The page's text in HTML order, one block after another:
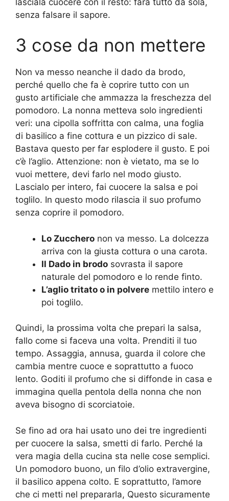
senza falsare il sapore.
3 cose da non mettere
Non va messo neanche il dado da brodo,
perché quello che fa è coprire tutto con un
gusto artificiale che ammazza la freschezza del
pomodoro. La nonna metteva solo ingredienti
veri: una cipolla soffritta con calma, una foglia
di basilico a fine cottura e un pizzico di sale.
Bastava questo per far esplodere il gusto. E poi
c’è l’aglio. Attenzione: non è vietato, ma se lo
vuoi mettere, devi farlo nel modo giusto.
Lascialo per intero, fai cuocere la salsa e poi
toglilo. In questo modo rilascia il suo profumo
senza coprire il pomodoro.
Lo Zucchero non va messo. La dolcezza
arriva con la giusta cottura o una carota.
Il Dado in brodo sovrasta il sapore
naturale del pomodoro e lo rende finto.
L’aglio tritato o in polvere mettilo intero e
poi toglilo.
Quindi, la prossima volta che prepari la salsa,
fallo come si faceva una volta. Prenditi il tuo
tempo. Assaggia, annusa, guarda il colore che
cambia mentre cuoce e soprattutto a fuoco
lento. Goditi il profumo che si diffonde in casa e
immagina quella pentola della nonna che non
aveva bisogno di scorciatoie.
Se fino ad ora hai usato uno dei tre ingredienti
per cuocere la salsa, smetti di farlo. Perché la
vera magia della cucina sta nelle cose semplici.
Un pomodoro buono, un filo d’olio extravergine,
il basilico appena colto. E soprattutto, l’amore
che ci metti nel prepararla, Questo sicuramente